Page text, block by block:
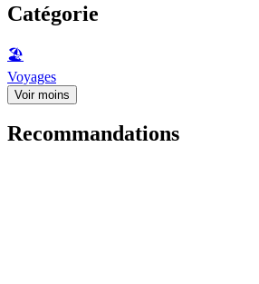
Catégorie
🏖
Voyages
Voir moins
Recommandations